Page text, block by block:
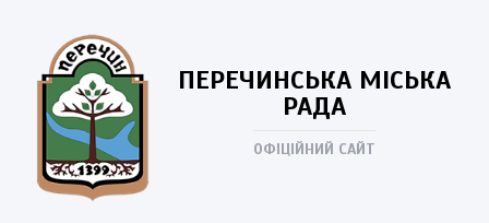
ПЕРЕЧИНСЬКА МІСЬКА
РАДА
ОФІЦІЙНИЙ САЙТ